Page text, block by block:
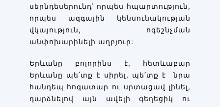
սերնդեսերունդ՝ որպես հպարտություն,
որպես ազգային կենսունակության
վկայություն, ոգեշնչման
անփոխարինելի աղբյուր:
Երևանը բոլորինս է, հետևաբար
Երևանը պե՛տք է սիրել, պե՛տք է նրա
հանդեպ հոգատար ու սրտացավ լինել,
դարձնելով այն ավելի գեղեցիկ ու